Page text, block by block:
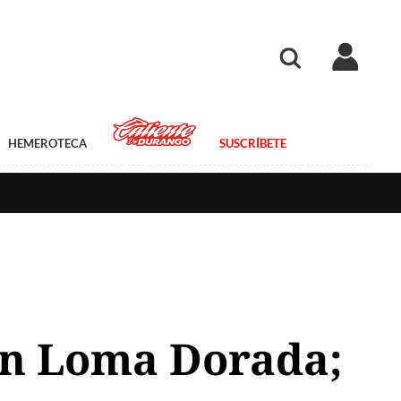
HEMEROTECA SUSCRÍBETE
Loma Dorada;